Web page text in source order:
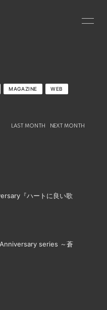
MAGAZINE WEB
LAST MONTH NEXT MONTH
『ハートに良い歌
series ～蒼